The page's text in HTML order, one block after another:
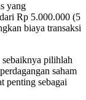
yang
Rp 5.000.000 (5
biaya transaksi
sebaiknya pilihlah
saham
penting sebagai